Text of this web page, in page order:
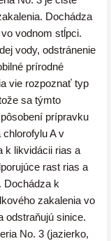
Dochádza
vodnom stĺpci.
vody, odstránenie
prírodné
vie rozpoznať typ
sa týmto
prípravku
A v
k likvidácii rias a
rast rias a
Dochádza k
zakalenia vo
odstraňujú sinice.
No. 3 (jazierko,